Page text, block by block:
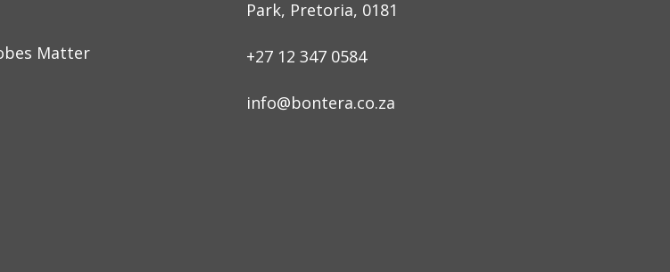
Matter
Park, Pretoria, 0181
+27 12 347 0584
info@bontera.co.za